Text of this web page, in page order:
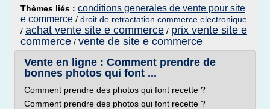
Thèmes liés : conditions generales de vente pour site
e commerce / droit de retractation commerce electronique
/ achat vente site e commerce / prix vente site e
commerce / vente de site e commerce
Vente en ligne : Comment prendre de
bonnes photos qui font ...
Comment prendre des photos qui font recette ?
Comment prendre des photos qui font recette ?